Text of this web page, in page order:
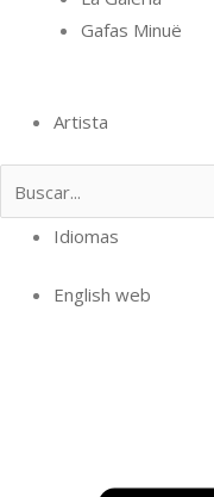
Gafas Minuë
Artista
Idiomas
English web